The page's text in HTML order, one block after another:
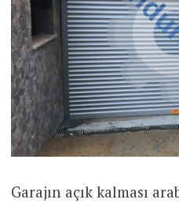
Garajın açık kalması